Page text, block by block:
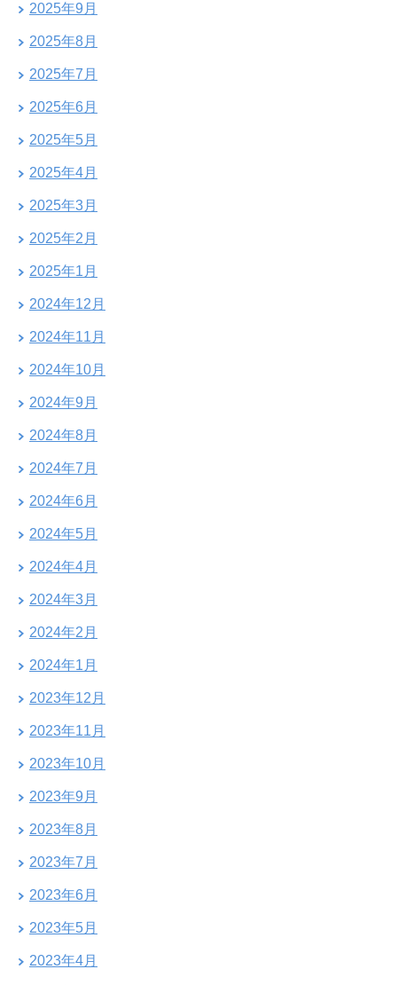
2025年9月
2025年8月
2025年7月
2025年6月
2025年5月
2025年4月
2025年3月
2025年2月
2025年1月
2024年12月
2024年11月
2024年10月
2024年9月
2024年8月
2024年7月
2024年6月
2024年5月
2024年4月
2024年3月
2024年2月
2024年1月
2023年12月
2023年11月
2023年10月
2023年9月
2023年8月
2023年7月
2023年6月
2023年5月
2023年4月